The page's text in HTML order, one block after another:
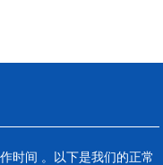
时间 。以下是我们的正常